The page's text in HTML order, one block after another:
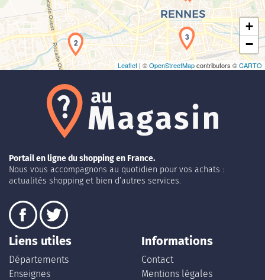
2
3
+
−
Leaflet | ©OpenStreetMapcontributors ©CARTO
Portail en ligne du shopping en France.
Nous vous accompagnons au quotidien pour vos achats :
actualités shopping et bien d’autres services.
Liens utiles
Départements
Enseignes
Informations
Contact
Mentions légales